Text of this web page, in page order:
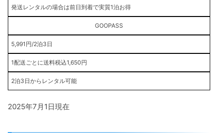
発送レンタルの場合は前日到着で実質1泊お得
GOOPASS
5,991円/2泊3日
1配送ごとに送料税込1,650円
2泊3日からレンタル可能
2025年7月1日現在